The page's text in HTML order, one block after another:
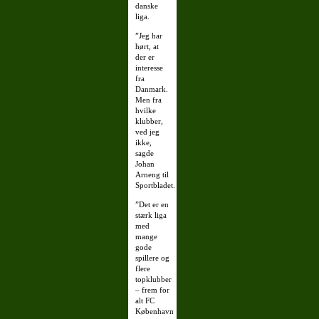
danske
liga.
”Jeg har
hørt, at
der er
interesse
fra
Danmark.
Men fra
hvilke
klubber,
ved jeg
ikke,
sagde
Johan
Arneng til
Sportbladet.
”Det er en
stærk liga
med
mange
gode
spillere og
flere
topklubber
– frem for
alt FC
København